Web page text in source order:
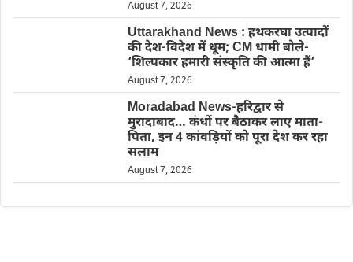
August 7, 2026
Uttarakhand News : हथकरघा उत्पादों
की देश-विदेश में धूम; CM धामी बोले-
‘शिल्पकार हमारी संस्कृति की आत्मा हैं’
August 7, 2026
Moradabad News-हरिद्वार से
मुरादाबाद… कंधों पर बैठाकर लाए माता-
पिता, इन 4 कांवड़ियों को पूरा देश कर रहा
सलाम
August 7, 2026